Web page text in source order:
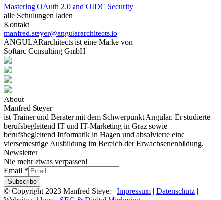
Mastering OAuth 2.0 and OIDC Security
alle Schulungen laden
Kontakt
manfred.steyer@angulararchitects.io
ANGULARarchitects ist eine Marke von
Softarc Consulting GmbH
About
Manfred Steyer
ist Trainer und Berater mit dem Schwerpunkt Angular. Er studierte
berufsbegleitend IT und IT-Marketing in Graz sowie
berufsbegleitend Informatik in Hagen und absolvierte eine
viersemestrige Ausbildung im Bereich der Erwachsenenbildung.
Newsletter
Nie mehr etwas verpassen!
Email *
Subscribe
© Copyright 2023 Manfred Steyer | Impressum | Datenschutz |